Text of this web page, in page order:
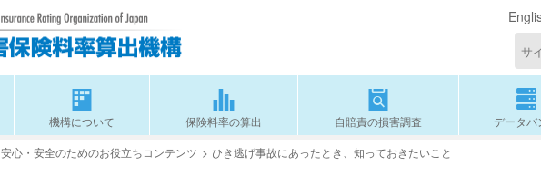
機構について 保険料率の算出 自賠責の損害調査 データバ
安心・安全のためのお役立ちコンテンツ ひき逃げ事故にあったとき、知っておきたいこと